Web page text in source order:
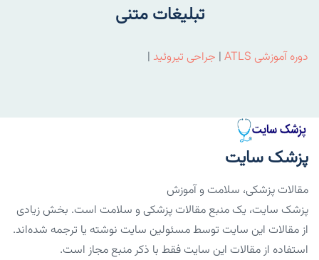
تبلیغات متنی
دوره آموزشی ATLS | جراحی تیروئید |
پزشک سایت
مقالات پزشکی، سلامت و آموزش
پزشک سایت، یک منبع مقالات پزشکی و سلامت است. بخش زیادی
از مقالات این سایت توسط مسئولین سایت نوشته یا ترجمه شده‌اند.
استفاده از مقالات این سایت فقط با ذکر منبع مجاز است.